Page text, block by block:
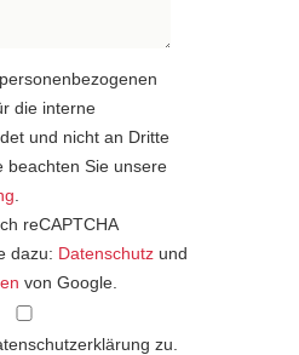
die interne
und nicht an Dritte
beachten Sie unsere
reCAPTCHA
dazu: Datenschutz und
von Google.
zu.